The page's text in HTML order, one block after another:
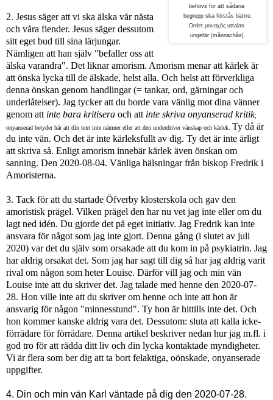
behövs för att sådana
begrepp ska förstås bättre.
Ordet μοναχός uttalas
ungefär [månnachås].
2. Jesus säger att vi ska älska vår nästa
och våra fiender. Jesus säger dessutom
sitt eget bud till sina lärjungar.
Nämligen att han själv "befaller oss att
älska varandra". Det liknar amorism. Amorism menar att kärlek är
att önska lycka till de älskade, helst alla. Och helst att förverkliga
denna önskan genom handlingar (= tankar, ord, gärningar och
underlåtelser). Jag tycker att du borde vara vänlig mot dina vänner
genom att inte bara kritisera och att inte skriva onyanserad kritik;
onyanserad betyder här att din text inte nämner eller att den underdriver vänskap och kärlek. Ty då är
du inte vän. Och det är inte kärleksfullt av dig. Ty det är inte ärligt
att skriva så. Enligt amorism innebär kärlek även önskan om
sanning. Den 2020-08-04. Vänliga hälsningar från biskop Fredrik i
Amoristerna.
3. Tack för att du startade Öfverby klosterskola och gav den
amoristisk prägel. Vilken prägel den har nu vet jag inte eller om du
lagt ned idén. Du gjorde det på eget initiativ. Jag Fredrik kan inte
ansvara för något som jag inte gjort. Denna gång (i slutet av juli
2020) var det du själv som orsakade att du kom in på psykiatrin. Jag
har aldrig orsakat det. Som jag har sagt till dig så har jag aldrig varit
rival om någon som heter Louise. Därför vill jag och min vän
Louise inte att du skriver det. Jag talade med henne den 2020-07-
28. Hon ville inte att du skriver om henne och inte att hon är
ansvarig för någon "minnesstund". Ty hon är hittills inte det. Och
hon kommer kanske aldrig vara det. Dessutom: sluta att kalla icke-
förrädare för förrädare. Denna artikel beskriver nedan hur jag m.fl. i
god tro för att rädda ditt liv och din lycka kontaktade myndigheter.
Vi är flera som ber dig att ta bort felaktiga, oönskade, onyanserade
uppgifter.
4. Din och min vän Karl väntade på dig den 2020-07-28.